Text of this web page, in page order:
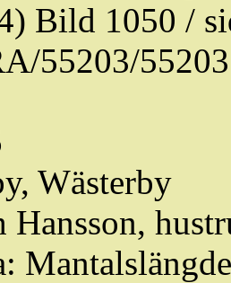
Bild 1050 /
55203/
Wästerby
Hansson,